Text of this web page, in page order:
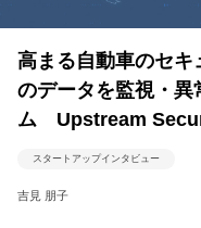
高まる自動車のセ
のデータを監視・
ム Upstream
スタートアップインタビュー
吉見 朋子